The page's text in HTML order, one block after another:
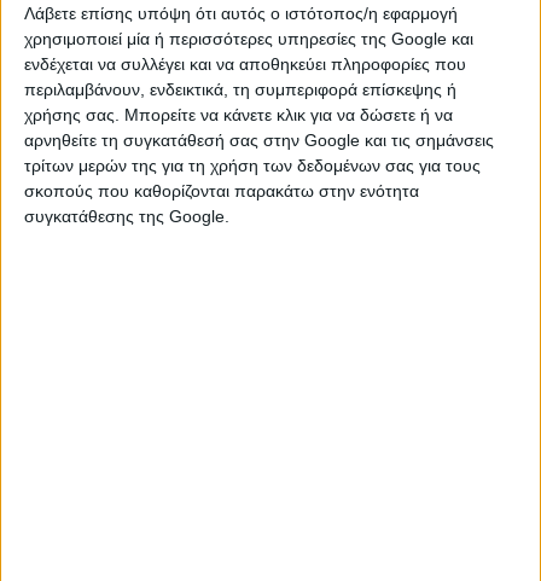
Λάβετε επίσης υπόψη ότι αυτός ο ιστότοπος/η εφαρμογή
χρησιμοποιεί μία ή περισσότερες υπηρεσίες της Google και
ενδέχεται να συλλέγει και να αποθηκεύει πληροφορίες που
περιλαμβάνουν, ενδεικτικά, τη συμπεριφορά επίσκεψης ή
χρήσης σας. Μπορείτε να κάνετε κλικ για να δώσετε ή να
αρνηθείτε τη συγκατάθεσή σας στην Google και τις σημάνσεις
τρίτων μερών της για τη χρήση των δεδομένων σας για τους
σκοπούς που καθορίζονται παρακάτω στην ενότητα
συγκατάθεσης της Google.
ΚΑΤΗΓΟΡΙΕΣ